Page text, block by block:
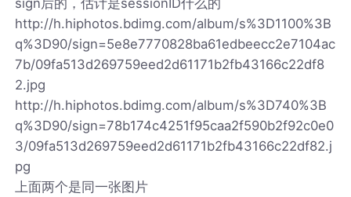
http://h.hiphotos.bdimg.com/album/s%3D1100%3B
q%3D90/sign=5e8e7770828ba61edbeecc2e7104ac
7b/09fa513d269759eed2d61171b2fb43166c22df8
2.jpg
http://h.hiphotos.bdimg.com/album/s%3D740%3B
q%3D90/sign=78b174c4251f95caa2f590b2f92c0e0
3/09fa513d269759eed2d61171b2fb43166c22df82.j
pg
上面两个是同一张图片